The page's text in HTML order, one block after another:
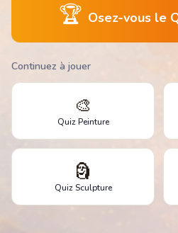
🏆 Osez-vous le
Continuez à jouer
🎨
Quiz Peinture
🗿
Quiz Sculpture